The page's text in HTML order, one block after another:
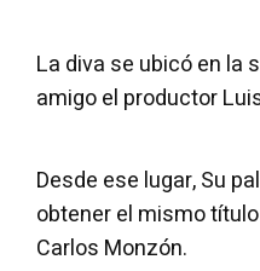
La diva se ubicó en la
amigo el productor
Desde ese lugar, Su
obtener el mismo
Carlos Monzón.